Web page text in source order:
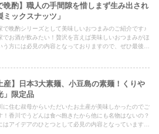
晩酌】職人の手間隙を惜しまず生み出され
ミックスナッツ」
で晩酌シリーズとして美味しいおつまみのご紹介です♪
でお酒が飲みたい！贅沢を言えば美味しいおつまみがほ
う方には必見の内容となっておりますので、ぜひ最後ま
産】日本3大素麺、小豆島の素麺！くりや
」限定品
に住む叔母からいただいたお土産が美味しかったのでご
！香川でうどんは食べ飽きたから他にも名物はないの？
はアイデアのひとつとして必見の内容となっていますの